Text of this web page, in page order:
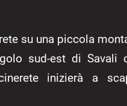
su una piccola
sud-est di Savali
inizierà a